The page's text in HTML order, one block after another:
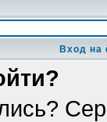
Вход на